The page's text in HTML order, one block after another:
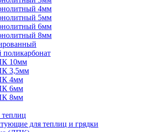
4мм
5мм
6мм
8мм
10мм
3,5мм
4мм
6мм
8мм
для теплиц и грядки